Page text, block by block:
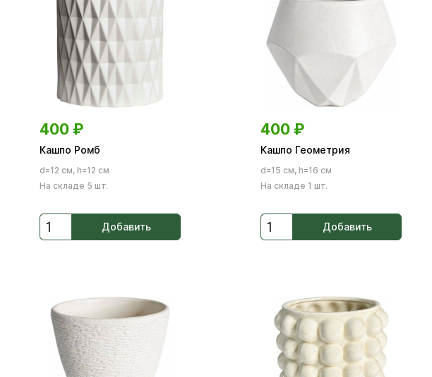
400 ₽
Кашпо Ромб
d=12 см, h=12 см
На складе 5 шт.
Добавить
400 ₽
Кашпо Геометрия
d=15 см, h=16 см
На складе 1 шт.
Добавить